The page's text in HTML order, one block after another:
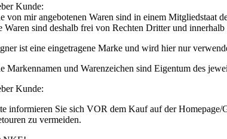
Kunde:
von mir angebotenen Waren sind in einem Mitgliedstaat
Waren sind deshalb frei von Rechten Dritter und
ist eine eingetragene Marke und wird hier nur
Markennamen und Warenzeichen sind Eigentum des
Kunde:
informieren Sie sich VOR dem Kauf auf der Homepage/
zu vermeiden.